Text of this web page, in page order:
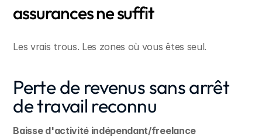
assurances ne suffit
Les vrais trous. Les zones où vous êtes seul.
Perte de revenus sans arrêt
de travail reconnu
Baisse d'activité indépendant/freelance